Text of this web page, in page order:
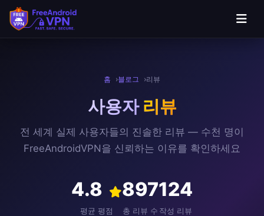
본문으로 건너뛰기
홈 블로그 리뷰
사용자 리뷰
전 세계 실제 사용자들의 진솔한 리뷰 — 수천 명이
FreeAndroidVPN을 신뢰하는 이유를 확인하세요
4.8
평균 평점
897
총 리뷰 수
124
작성 리뷰